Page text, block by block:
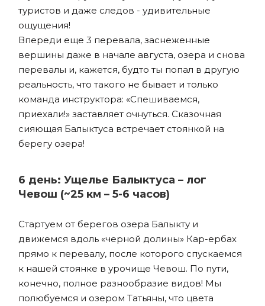
туристов и даже следов - удивительные
ощущения!
Впереди еще 3 перевала, заснеженные
вершины даже в начале августа, озера и снова
перевалы и, кажется, будто ты попал в другую
реальность, что такого не бывает и только
команда инструктора: «Спешиваемся,
приехали!» заставляет очнуться. Сказочная
сияющая Балыктуса встречает стоянкой на
берегу озера!
6 день: Ущелье Балыктуса – лог
Чевош (~25 км – 5-6 часов)
Стартуем от берегов озера Балыкту и
движемся вдоль «черной долины» Кар-ербах
прямо к перевалу, после которого спускаемся
к нашей стоянке в урочище Чевош. По пути,
конечно, полное разнообразие видов! Мы
полюбуемся и озером Татьяны, что цвета